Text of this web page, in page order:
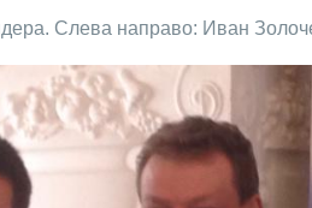
Слева направо: Иван